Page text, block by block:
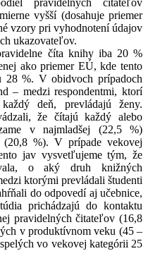
pravidelných čitateľov
vyšší (dosahuje priemer
vzory pri vyhodnotení údajov
ukazovateľov.
číta knihy iba 20 %
ako priemer EÚ, kde tento
28 %. V obidvoch prípadoch
– medzi respondentmi, ktorí
deň, prevládajú ženy.
že čítajú každý alebo
v najmladšej (22,5 %)
(20,8 %). V prípade vekovej
jav vysvetľujeme tým, že
o aký druh knižných
ktorými prevládali študenti
do odpovedí aj učebnice,
prichádzajú do kontaktu
pravidelných čitateľov (16,8
v produktívnom veku (45 –
vo vekovej kategórii 25